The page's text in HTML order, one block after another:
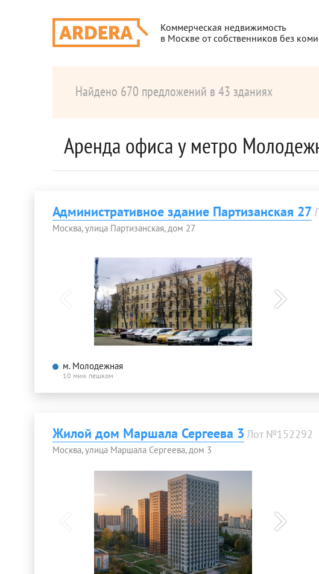
Коммерческая недвижимость
в Москве от собственников без
Найдено 670 предложений в 43 зданиях
Аренда офиса у метро
Административное здание Партизанская 27
Москва, улица Партизанская, дом 27
м. Молодежная
10 мин. пешком
Жилой дом Маршала Сергеева 3 Лот №152292
Москва, улица Маршала Сергеева, дом 3